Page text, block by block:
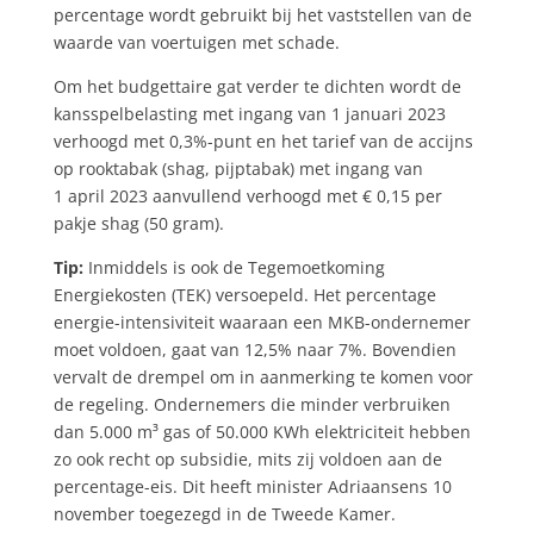
percentage wordt gebruikt bij het vaststellen van de
waarde van voertuigen met schade.
Om het budgettaire gat verder te dichten wordt de
kansspelbelasting met ingang van 1 januari 2023
verhoogd met 0,3%-punt en het tarief van de accijns
op rooktabak (shag, pijptabak) met ingang van
1 april 2023 aanvullend verhoogd met € 0,15 per
pakje shag (50 gram).
Tip: Inmiddels is ook de Tegemoetkoming
Energiekosten (TEK) versoepeld. Het percentage
energie-intensiviteit waaraan een MKB-ondernemer
moet voldoen, gaat van 12,5% naar 7%. Bovendien
vervalt de drempel om in aanmerking te komen voor
de regeling. Ondernemers die minder verbruiken
dan 5.000 m³ gas of 50.000 KWh elektriciteit hebben
zo ook recht op subsidie, mits zij voldoen aan de
percentage-eis. Dit heeft minister Adriaansens 10
november toegezegd in de Tweede Kamer.